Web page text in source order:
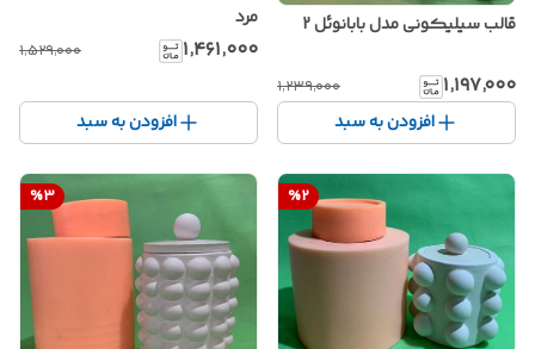
قالب سیلیکونی مدل بابانوئل 2
۱٬۱۹۷٬۰۰۰ ۱٬۲۳۹٬۰۰۰
افزودن به سبد
مرد
۱٬۴۶۱٬۰۰۰ ۱٬۵۲۹٬۰۰۰
افزودن به سبد
%2
%3